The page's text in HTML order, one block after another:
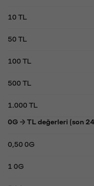
10 TL
50 TL
100 TL
500 TL
1.000 TL
0G → TL değerleri (son
0,50 0G
1 0G